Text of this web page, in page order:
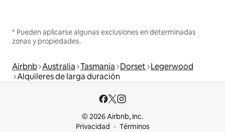
* Pueden aplicarse algunas exclusiones en determinadas
zonas y propiedades.
Airbnb Australia Tasmania Dorset Legerwood
Alquileres de larga duración
© 2026 Airbnb, Inc.
Privacidad
Términos